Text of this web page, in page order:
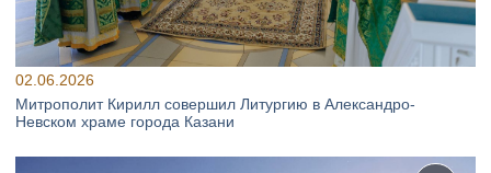
02.06.2026
Митрополит Кирилл совершил Литургию в Александро-
Невском храме города Казани